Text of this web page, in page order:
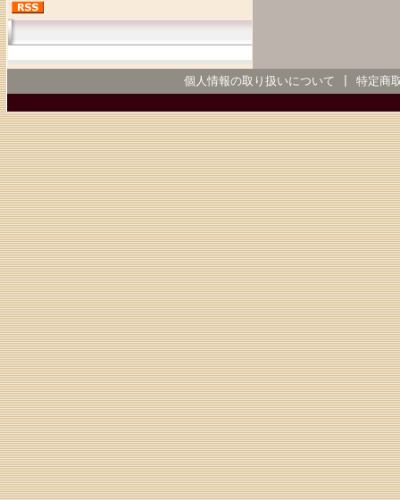
個人情報の取り扱いについて 特定商